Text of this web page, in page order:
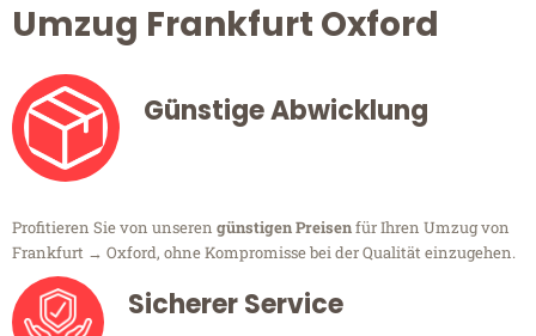
Umzug Frankfurt Oxford
Günstige Abwicklung
Profitieren Sie von unseren günstigen Preisenfür Ihren Umzug von
Frankfurt → Oxford, ohne Kompromisse bei der Qualität einzugehen.
Sicherer Service